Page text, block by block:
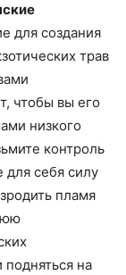
для создания
трав
чтобы вы его
низкого
контроль
себя силу
пламя
подняться на